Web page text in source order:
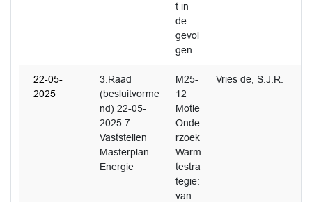
t in
de
gevol
gen
22-05-
2025
3.Raad
(besluitvorme
nd) 22-05-
2025 7.
Vaststellen
Masterplan
Energie
M25-
12
Motie
Onde
rzoek
Warm
testra
tegie:
van
Vries de, S.J.R.